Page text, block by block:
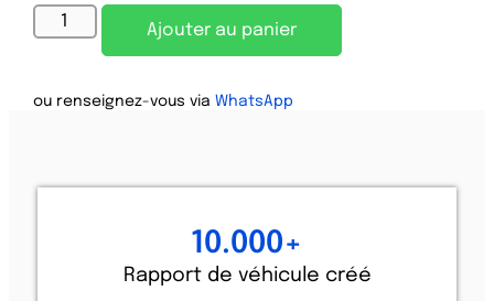
Ajouter au panier
Alternative:
ou renseignez-vous via WhatsApp
Rapport de véhicule créé
10.000+